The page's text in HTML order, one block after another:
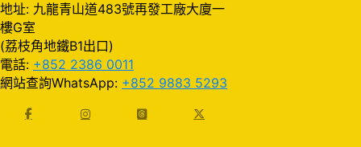
地址: 九龍青山道483號再發工廠大廈一
樓G室
(荔枝角地鐵B1出口)
電話: +852 2386 0011
網站查詢WhatsApp: +852 9883 5293